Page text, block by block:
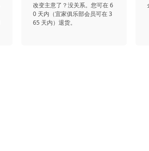
改变主意了？没关系。您可在 6
0 天内（宜家俱乐部会员可在 3
65 天内）退货。